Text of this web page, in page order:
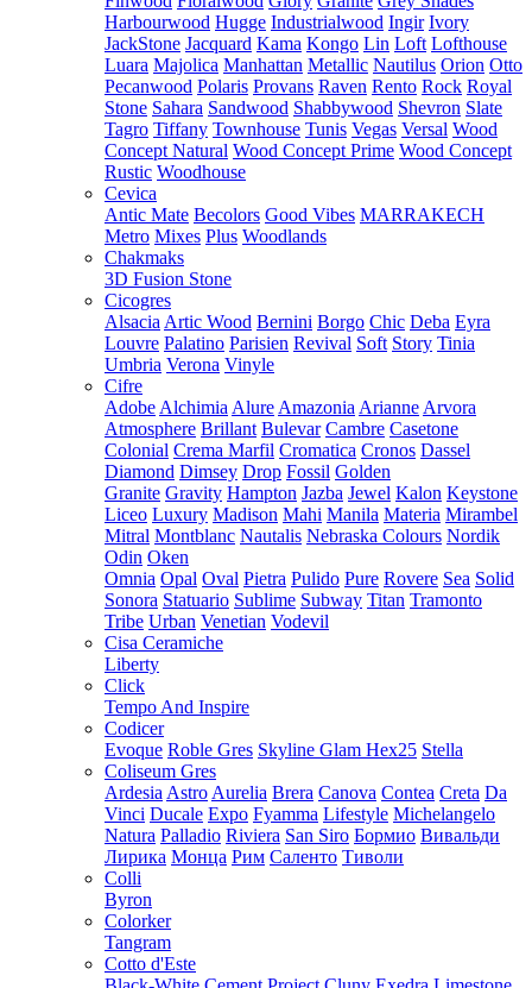
Harbourwood Hugge Industrialwood Ingir Ivory
JackStone Jacquard Kama Kongo Lin Loft Lofthouse
Luara Majolica Manhattan Metallic Nautilus Orion Otto
Pecanwood Polaris Provans Raven Rento Rock Royal
Stone Sahara Sandwood Shabbywood Shevron Slate
Tagro Tiffany Townhouse Tunis Vegas Versal Wood
Concept Natural Wood Concept Prime Wood Concept
Rustic Woodhouse
Cevica
Antic Mate Becolors Good Vibes MARRAKECH
Metro Mixes Plus Woodlands
Chakmaks
3D Fusion Stone
Cicogres
Alsacia Artic Wood Bernini Borgo Chic Deba Eyra
Louvre Palatino Parisien Revival Soft Story Tinia
Umbria Verona Vinyle
Cifre
Adobe Alchimia Alure Amazonia Arianne Arvora
Atmosphere Brillant Bulevar Cambre Casetone
Colonial Crema Marfil Cromatica Cronos Dassel
Diamond Dimsey Drop Fossil Golden
Granite Gravity Hampton Jazba Jewel Kalon Keystone
Liceo Luxury Madison Mahi Manila Materia Mirambel
Mitral Montblanc Nautalis Nebraska Colours Nordik
Odin Oken
Omnia Opal Oval Pietra Pulido Pure Rovere Sea Solid
Sonora Statuario Sublime Subway Titan Tramonto
Tribe Urban Venetian Vodevil
Cisa Ceramiche
Liberty
Click
Tempo And Inspire
Codicer
Evoque Roble Gres Skyline Glam Hex25 Stella
Coliseum Gres
Ardesia Astro Aurelia Brera Canova Contea Creta Da
Vinci Ducale Expo Fyamma Lifestyle Michelangelo
Natura Palladio Riviera San Siro Бормио Вивальди
Лирика Монца Рим Саленто Тиволи
Colli
Byron
Colorker
Tangram
Cotto d'Este